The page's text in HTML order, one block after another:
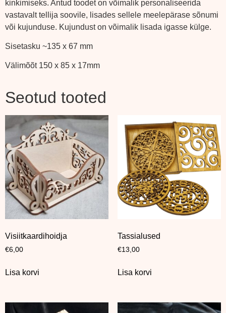
kinkimiseks. Antud toodet on võimalik personaliseerida
vastavalt tellija soovile, lisades sellele meelepärase sõnumi
või kujunduse. Kujundust on võimalik lisada igasse külge.
Sisetasku ~135 x 67 mm
Välimõõt 150 x 85 x 17mm
Seotud tooted
Visiitkaardihoidja
€6,00
Lisa korvi
Tassialused
€13,00
Lisa korvi